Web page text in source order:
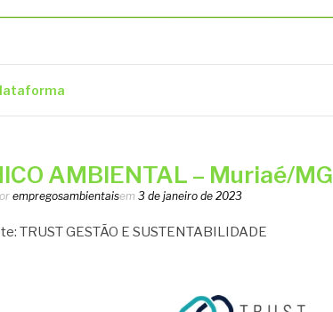
AMBIENTAL – Muriaé/MG
empregosambientaisem 3 de janeiro de 2023
TRUST GESTÃO E SUSTENTABILIDADE